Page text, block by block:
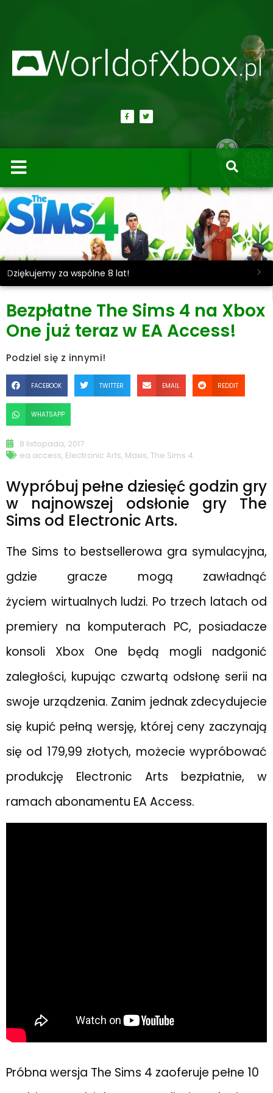
Dziękujemy za wspólne 8 lat!
Bezpłatne The Sims 4 na Xbox
One już teraz w EA Access!
Podziel się z innymi!
FACEBOOK TWITTER EMAIL REDDIT
WHATSAPP
8 listopada, 2017
ea access, Electronic Arts, Maxis, The Sims 4
Wypróbuj pełne dziesięć godzin gry
w najnowszej odsłonie gry The
Sims od Electronic Arts.
The Sims to bestsellerowa gra symulacyjna,
gdzie gracze mogą zawładnąć
życiem wirtualnych ludzi. Po trzech latach od
premiery na komputerach PC, posiadacze
konsoli Xbox One będą mogli nadgonić
zaległości, kupując czwartą odsłonę serii na
swoje urządzenia. Zanim jednak zdecydujecie
się kupić pełną wersję, której ceny zaczynają
się od 179,99 złotych, możecie wypróbować
produkcję Electronic Arts bezpłatnie, w
ramach abonamentu EA Access.
Próbna wersja The Sims 4 zaoferuje pełne 10